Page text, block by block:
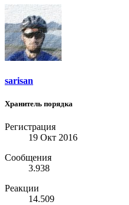
sarisan
Хранитель порядка
Регистрация
19 Окт 2016
Сообщения
3.938
Реакции
14.509